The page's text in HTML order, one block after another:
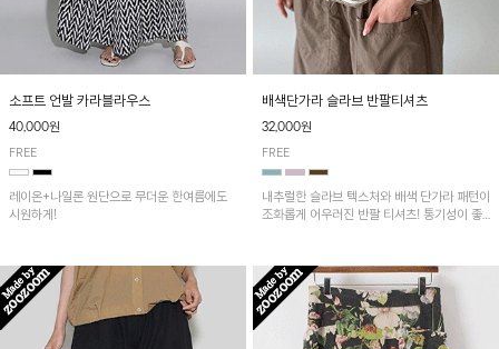
소프트 언발 카라블라우스
40,000원
FREE
레이온+나일론 원단으로 무더운 한여름에도
시원하게!
배색단가라 슬라브 반팔티셔츠
32,000원
FREE
내추럴한 슬라브 텍스처와 배색 단가라 패턴이
조화롭게 어우러진 반팔 티셔츠! 통기성이 좋